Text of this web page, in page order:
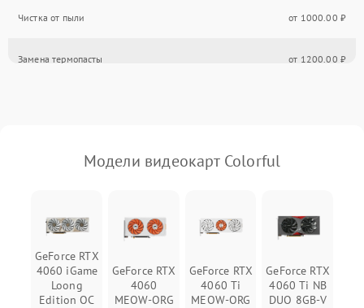
Чистка от пыли от 1000.00 ₽
Замена термопасты от 1200.00 ₽
Модели видеокарт Colorful
GeForce RTX
4060 iGame
Loong
Edition OC
GeForce RTX
4060
MEOW-ORG
GeForce RTX
4060 Ti
MEOW-ORG
GeForce RTX
4060 Ti NB
DUO 8GB-V